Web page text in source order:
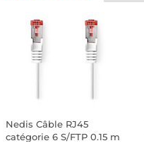
Nedis Câble RJ45
catégorie 6 S/FTP 0.15 m